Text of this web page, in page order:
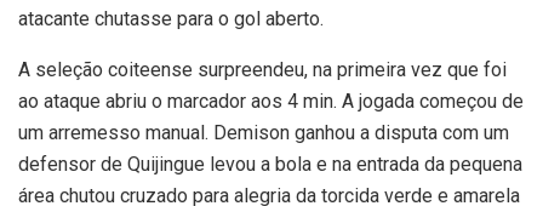
atacante chutasse para o gol aberto.
A seleção coiteense surpreendeu, na primeira vez que foi
ao ataque abriu o marcador aos 4 min. A jogada começou de
um arremesso manual. Demison ganhou a disputa com um
defensor de Quijingue levou a bola e na entrada da pequena
área chutou cruzado para alegria da torcida verde e amarela